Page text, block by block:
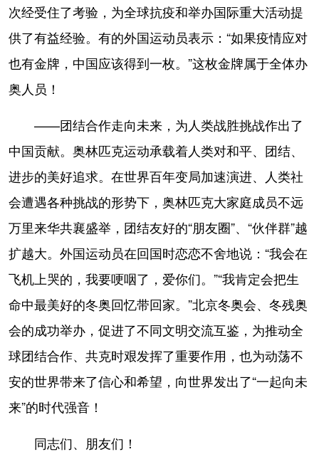
次经受住了考验，为全球抗疫和举办国际重大活动提
供了有益经验。有的外国运动员表示：“如果疫情应对
也有金牌，中国应该得到一枚。”这枚金牌属于全体办
奥人员！
——团结合作走向未来，为人类战胜挑战作出了
中国贡献。奥林匹克运动承载着人类对和平、团结、
进步的美好追求。在世界百年变局加速演进、人类社
会遭遇各种挑战的形势下，奥林匹克大家庭成员不远
万里来华共襄盛举，团结友好的“朋友圈”、“伙伴群”越
扩越大。外国运动员在回国时恋恋不舍地说：“我会在
飞机上哭的，我要哽咽了，爱你们。”“我肯定会把生
命中最美好的冬奥回忆带回家。”北京冬奥会、冬残奥
会的成功举办，促进了不同文明交流互鉴，为推动全
球团结合作、共克时艰发挥了重要作用，也为动荡不
安的世界带来了信心和希望，向世界发出了“一起向未
来”的时代强音！
同志们、朋友们！